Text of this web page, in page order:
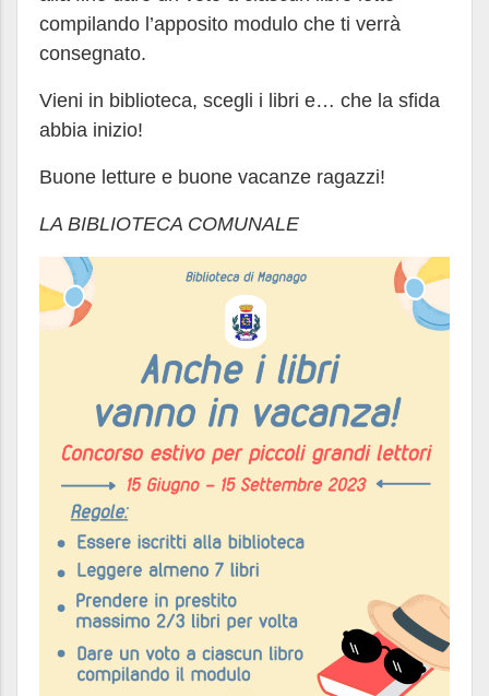
compilando l’apposito modulo che ti verrà
consegnato.
Vieni in biblioteca, scegli i libri e… che la sfida
abbia inizio!
Buone letture e buone vacanze ragazzi!
LA BIBLIOTECA COMUNALE